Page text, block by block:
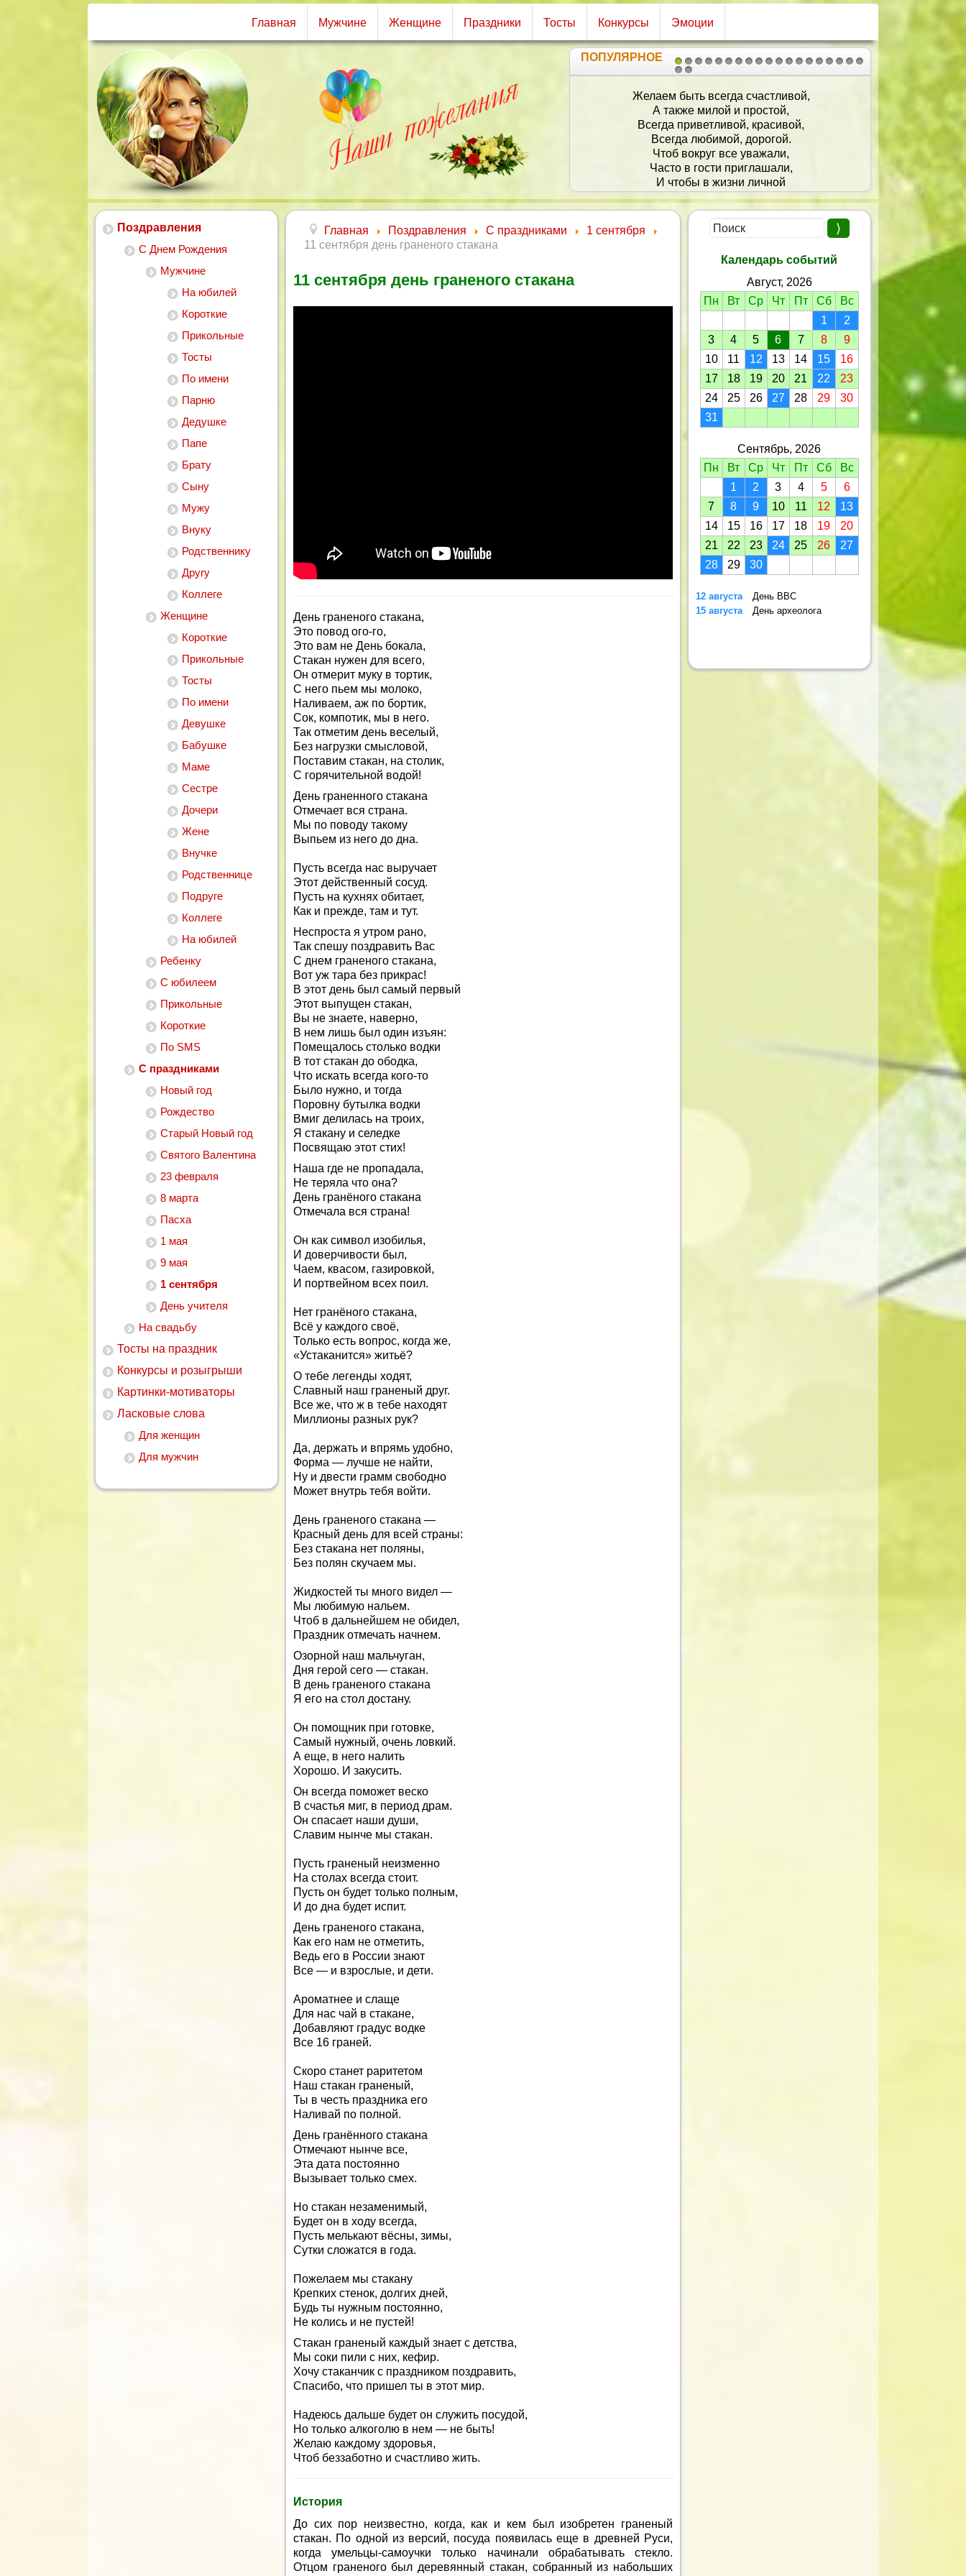
Главная Мужчине Женщине Праздники Тосты Конкурсы Эмоции
1 2
2021
ПОПУЛЯРНОЕ
Пусть будет солнце в день ненастный,
И щедрый, теплый свет — в глазах!
Пусть в жизни будет много счастья!
И только изредка — слеза.
Пусть каждый день приносит радость,
Причин чтоб не было грустить.
И в полном здравии, конечно,
До свадьбы правнуков дожить!
Поздравления
С Днем Рождения
Мужчине
На юбилей
Короткие
Прикольные
Тосты
По имени
Парню
Дедушке
Папе
Брату
Сыну
Мужу
Внуку
Родственнику
Другу
Коллеге
Женщине
Короткие
Прикольные
Тосты
По имени
Девушке
Бабушке
Маме
Сестре
Дочери
Жене
Внучке
Родственнице
Подруге
Коллеге
На юбилей
Ребенку
С юбилеем
Прикольные
Короткие
По SMS
С праздниками
Новый год
Рождество
Старый Новый год
Святого Валентина
23 февраля
8 марта
Пасха
1 мая
9 мая
1 сентября
День учителя
На свадьбу
Тосты на праздник
Конкурсы и розыгрыши
Картинки-мотиваторы
Ласковые слова
Для женщин
Для мужчин
Главная Поздравления С праздниками
1 сентября
11 сентября день граненого стакана
11 сентября день граненого стакана
День граненого стакана,
Это повод ого-го,
Это вам не День бокала,
Стакан нужен для всего,
Он отмерит муку в тортик,
С него пьем мы молоко,
Наливаем, аж по бортик,
Сок, компотик, мы в него.
Так отметим день веселый,
Без нагрузки смысловой,
Поставим стакан, на столик,
С горячительной водой!
День граненного стакана
Отмечает вся страна.
Мы по поводу такому
Выпьем из него до дна.
Пусть всегда нас выручает
Этот действенный сосуд.
Пусть на кухнях обитает,
Как и прежде, там и тут.
Неспроста я утром рано,
Так спешу поздравить Вас
С днем граненого стакана,
Вот уж тара без прикрас!
В этот день был самый первый
Этот выпущен стакан,
Вы не знаете, наверно,
В нем лишь был один изъян:
Помещалось столько водки
В тот стакан до ободка,
Что искать всегда кого-то
Было нужно, и тогда
Поровну бутылка водки
Вмиг делилась на троих,
Я стакану и селедке
Посвящаю этот стих!
Наша где не пропадала,
Не теряла что она?
День гранёного стакана
Отмечала вся страна!
Он как символ изобилья,
И доверчивости был,
Чаем, квасом, газировкой,
И портвейном всех поил.
Нет гранёного стакана,
Всё у каждого своё,
Только есть вопрос, когда же,
«Устаканится» житьё?
О тебе легенды ходят,
Славный наш граненый друг.
Все же, что ж в тебе находят
Миллионы разных рук?
Да, держать и впрямь удобно,
Форма — лучше не найти,
Ну и двести грамм свободно
Может внутрь тебя войти.
День граненого стакана —
Красный день для всей страны:
Без стакана нет поляны,
Без полян скучаем мы.
Жидкостей ты много видел —
Мы любимую нальем.
Чтоб в дальнейшем не обидел,
Праздник отмечать начнем.
Озорной наш мальчуган,
Дня герой сего — стакан.
В день граненого стакана
Я его на стол достану.
Он помощник при готовке,
Самый нужный, очень ловкий.
А еще, в него налить
Хорошо. И закусить.
Он всегда поможет веско
В счастья миг, в период драм.
Он спасает наши души,
Славим нынче мы стакан.
Пусть граненый неизменно
На столах всегда стоит.
Пусть он будет только полным,
И до дна будет испит.
День граненого стакана,
Как его нам не отметить,
Ведь его в России знают
Все — и взрослые, и дети.
Ароматнее и слаще
Для нас чай в стакане,
Добавляют градус водке
Все 16 граней.
Скоро станет раритетом
Наш стакан граненый,
Ты в честь праздника его
Наливай по полной.
День гранённого стакана
Отмечают нынче все,
Эта дата постоянно
Вызывает только смех.
Но стакан незаменимый,
Будет он в ходу всегда,
Пусть мелькают вёсны, зимы,
Сутки сложатся в года.
Пожелаем мы стакану
Крепких стенок, долгих дней,
Будь ты нужным постоянно,
Не колись и не пустей!
Стакан граненый каждый знает с детства,
Мы соки пили с них, кефир.
Хочу стаканчик с праздником поздравить,
Спасибо, что пришел ты в этот мир.
Надеюсь дальше будет он служить посудой,
Но только алкоголю в нем — не быть!
Желаю каждому здоровья,
Чтоб беззаботно и счастливо жить.
История
До сих пор неизвестно, когда, как и кем был изобретен граненый
стакан. По одной из версий, посуда появилась еще в древней Руси,
когда умельцы-самоучки только начинали обрабатывать стекло.
Отцом граненого был деревянный стакан, собранный из набольших
Календарь событий
Август, 2026
Пн
Вт Ср Чт Пт Сб
Вс
1
2
3
4 5 6 7 8
9
10
11 12 13 14 15
16
17
18 19 20 21 22
23
24
25 26 27 28 29
30
31
Сентябрь, 2026
Пн
Вт Ср Чт Пт Сб
Вс
1
2 3 4 5
6
7
8 9 10 11 12
13
14
15 16 17 18 19
20
21
22 23 24 25 26
27
28
29 30
12 августа
День ВВС
15 августа
День археолога